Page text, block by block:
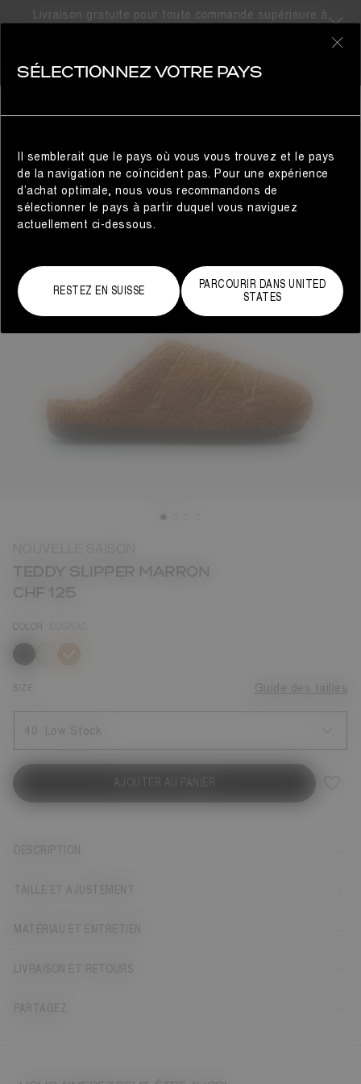
Livraison gratuite pour toute commande supérieure à
TEDDY SLIPPER MARRON
CHF 125
COLOR
SIZE Guide des tailles
40 Low Stock
AJOUTER AU PANIER
DESCRIPTION
TAILLE ET AJUSTEMENT
MATÉRIAU ET ENTRETIEN
LIVRAISON ET RETOURS
PARTAGEZ
SÉLECTIONNEZ VOTRE PAYS
Il semblerait que le pays où vous vous trouvez et le pays
de la navigation ne coïncident pas. Pour une expérience
d’achat optimale, nous vous recommandons de
sélectionner le pays à partir duquel vous naviguez
actuellement ci-dessous.
RESTEZ EN SUISSE
PARCOURIR DANS UNITED
STATES